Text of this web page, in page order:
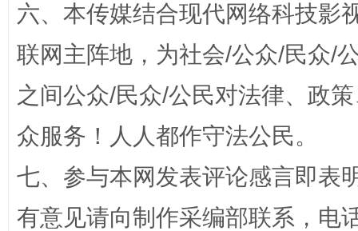
在谋一域中谋全局
今
六、本传媒结合现代网络科技影
联网主阵地，为社会/公众/民众/
之间公众/民众/公民对法律、政
众服务！人人都作守法公民。
七、参与本网发表评论感言即表
有意见请向制作采编部联系，电